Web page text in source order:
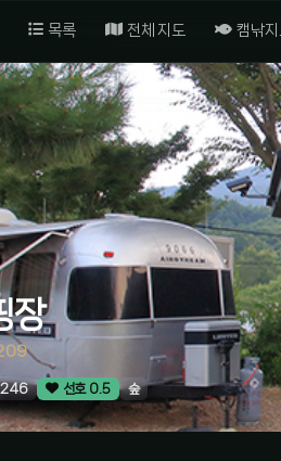
목록 전체 지도 캠낚지
장
선호 0.5 숲